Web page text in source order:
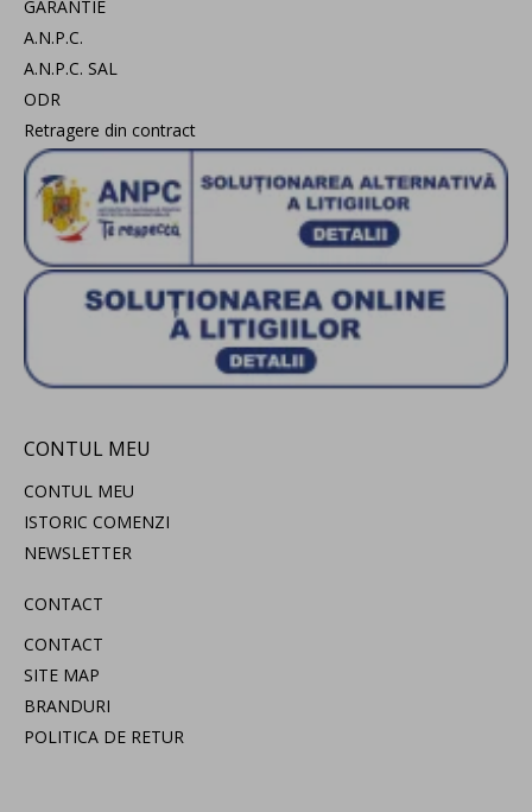
GARANTIE
A.N.P.C.
A.N.P.C. SAL
ODR
Retragere din contract
CONTUL MEU
CONTUL MEU
ISTORIC COMENZI
NEWSLETTER
CONTACT
CONTACT
SITE MAP
BRANDURI
POLITICA DE RETUR